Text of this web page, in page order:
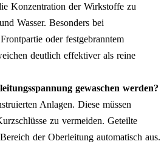
Konzentration der Wirkstoffe zu
Wasser. Besonders bei
oder festgebranntem
deutlich effektiver als reine
gewaschen werden?
Anlagen. Diese müssen
zu vermeiden. Geteilte
der Oberleitung automatisch aus.